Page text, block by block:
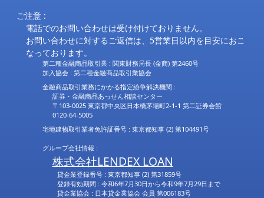
ご注意 :
電話でのお問い合わせは受け付けておりません。
お問い合わせに対するご返信は、5営業日以内を目安におこ
なっております。
第二種金融商品取引業 : 関東財務局長 (金商) 第2460号
加入協会 : 第二種金融商品取引業協会
金融商品取引業務にかかる指定紛争解決機関 :
証券・金融商品あっせん相談センター
〒103-0025 東京都中央区日本橋茅場町2-1-1 第二証券会館
0120-64-5005
宅地建物取引業者免許証番号 : 東京都知事 (2) 第104491号
グループ会社情報 :
株式会社LENDEX LOAN
貸金業登録番号 : 東京都知事 (2) 第31859号
登録有効期間 : 令和6年7月30日から令和9年7月29日まで
貸金業協会 : 日本貸金業協会 会員 第006183号